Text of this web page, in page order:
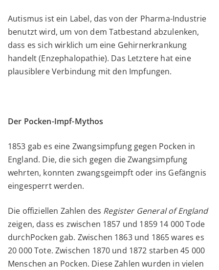
Autismus ist ein Label, das von der Pharma-Industrie
benutzt wird, um von dem Tatbestand abzulenken,
dass es sich wirklich um eine Gehirnerkrankung
handelt (Enzephalopathie). Das Letztere hat eine
plausiblere Verbindung mit den Impfungen.
Der Pocken-Impf-Mythos
1853 gab es eine Zwangsimpfung gegen Pocken in
England. Die, die sich gegen die Zwangsimpfung
wehrten, konnten zwangsgeimpft oder ins Gefängnis
eingesperrt werden.
Die offiziellen Zahlen des Register General of England
zeigen, dass es zwischen 1857 und 1859 14 000 Tode
durchPocken gab. Zwischen 1863 und 1865 wares es
20 000 Tote. Zwischen 1870 und 1872 starben 45 000
Menschen an Pocken. Diese Zahlen wurden in vielen